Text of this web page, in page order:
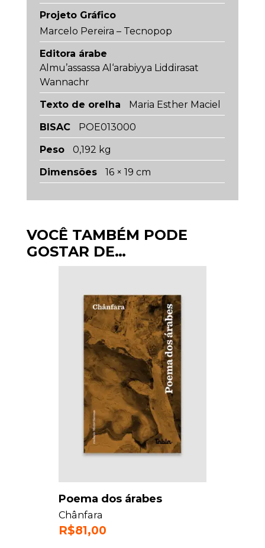
Projeto Gráfico
Marcelo Pereira – Tecnopop
Editora árabe
Almu’assassa Al‘arabiyya Liddirasat
Wannachr
Texto de orelha
Maria Esther Maciel
BISAC
POE013000
Peso
0,192 kg
Dimensões
16 × 19 cm
VOCÊ TAMBÉM PODE
GOSTAR DE…
Poema dos árabes
Chânfara
R$81,00